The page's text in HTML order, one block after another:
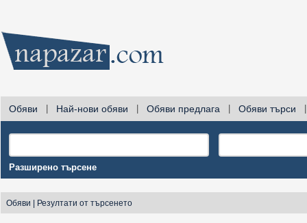
Обяви Най-нови обяви Обяви предлага Обяви търси
Разширено търсене
Обяви Резултати от търсенето